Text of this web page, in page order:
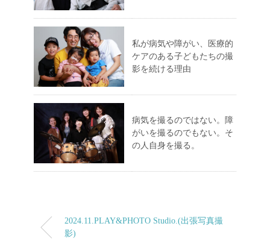
私が病気や障がい、医療的
ケアのある子どもたちの撮
影を続ける理由
病気を撮るのではない。障
がいを撮るのでもない。そ
の人自身を撮る。
2024.11.PLAY&PHOTO Studio.(出張写真撮
影)